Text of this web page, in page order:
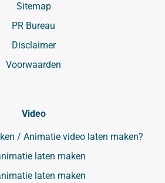
Sitemap
PR Bureau
Disclaimer
Voorwaarden
Video
/ Animatie video laten maken?
laten maken
laten maken